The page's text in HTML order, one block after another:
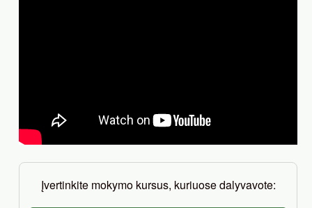
Įvertinkite mokymo kursus, kuriuose dalyvavote: